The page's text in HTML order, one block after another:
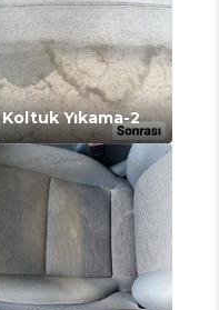
Koltuk Yıkama-2